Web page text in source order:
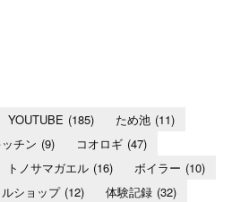
YOUTUBE (185) ため池 (11)
チン (9) コオロギ (47)
トノサマガエル (16) ボイラー (10)
ショップ (12) 体験記録 (32)